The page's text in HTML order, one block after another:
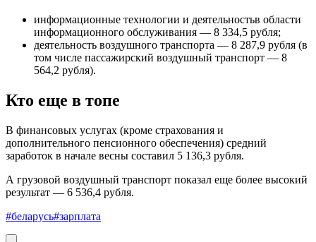
информационные технологии и деятельностьв области
информационного обслуживания — 8 334,5 рубля;
деятельность воздушного транспорта — 8 287,9 рубля (в
том числе пассажирский воздушный транспорт — 8
564,2 рубля).
Кто еще в топе
В финансовых услугах (кроме страхования и
дополнительного пенсионного обеспечения) средний
заработок в начале весны составил 5 136,3 рубля.
А грузовой воздушный транспорт показал еще более высокий
результат — 6 536,4 рубля.
#беларусь#зарплата